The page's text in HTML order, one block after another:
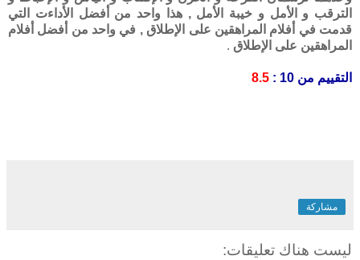
الترقب و الأمل و خيبة الأمل , هذا واحد من أفضل الأداءت التي
قدمت في أفلام المراهقين على الإطلاق , في واحد من أفضل أفلام
المراهقين على الإطلاق .
التقييم من 10 : 8.5
مشاركة
ليست هناك تعليقات: